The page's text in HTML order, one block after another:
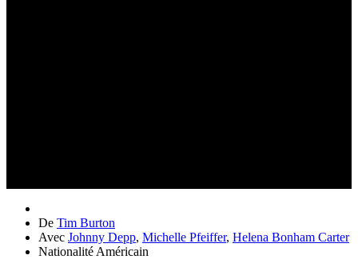
De Tim Burton
Avec Johnny Depp, Michelle Pfeiffer, Helena Bonham Carter
Nationalité Américain